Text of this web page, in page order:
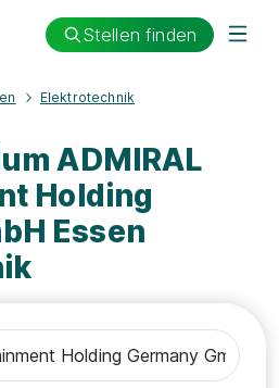
Stellen finden
Elektrotechnik
ADMIRAL
Holding
Essen